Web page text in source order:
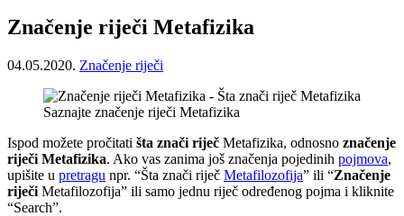
Značenje riječi Metafizika
04.05.2020. Značenje riječi
Saznajte značenje riječi Metafizika
Ispod možete pročitati šta znači riječ Metafizika, odnosno značenje
riječi Metafizika. Ako vas zanima još značenja pojedinih pojmova,
upišite u pretragu npr. “Šta znači riječ Metafilozofija” ili “Značenje
riječi Metafilozofija” ili samo jednu riječ određenog pojma i kliknite
“Search”.